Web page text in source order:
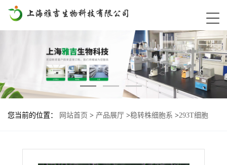
您当前的位置： 网站首页 > 产品展厅 >稳转株细胞系 >293T细胞